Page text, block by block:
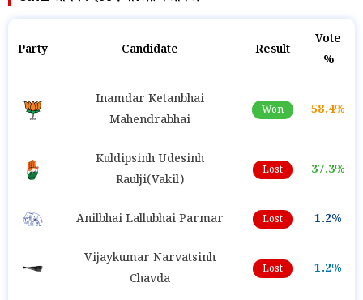
Party Candidate Result
Vote
%
Inamdar Ketanbhai
Mahendrabhai
Won 58.4%
Kuldipsinh Udesinh
Raulji(Vakil)
Lost 37.3%
Anilbhai Lallubhai Parmar Lost 1.2%
Vijaykumar Narvatsinh
Chavda
Lost 1.2%